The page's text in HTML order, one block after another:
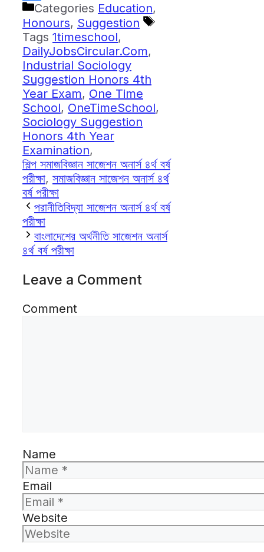
Share
Categories Education,
Honours, Suggestion
Tags 1timeschool,
DailyJobsCircular.Com,
Industrial Sociology
Suggestion Honors 4th
Year Exam, One Time
School, OneTimeSchool,
Sociology Suggestion
Honors 4th Year
Examination,
শিল্প সমাজবিজ্ঞান সাজেশন অনার্স ৪র্থ বর্ষ
পরীক্ষা, সমাজবিজ্ঞান সাজেশন অনার্স ৪র্থ
বর্ষ পরীক্ষা
পরানীতিবিদ্যা সাজেশন অনার্স ৪র্থ বর্ষ
পরীক্ষা
বাংলাদেশের অর্থনীতি সাজেশন অনার্স
৪র্থ বর্ষ পরীক্ষা
Leave a Comment
Comment
Name
Email
Website